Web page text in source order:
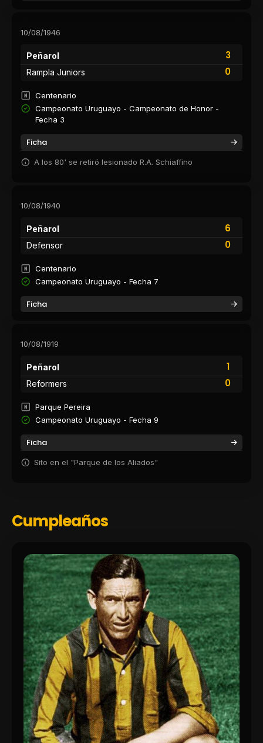
10/08/1946
Peñarol
3
0
Rampla Juniors
Centenario
Campeonato Uruguayo - Campeonato de Honor -
Fecha 3
Ficha
A los 80' se retiró lesionado R.A. Schiaffino
10/08/1940
Peñarol
6
0
Defensor
Centenario
Campeonato Uruguayo - Fecha 7
Ficha
10/08/1919
Peñarol
1
0
Reformers
Parque Pereira
Campeonato Uruguayo - Fecha 9
Ficha
Sito en el "Parque de los Aliados"
Cumpleaños